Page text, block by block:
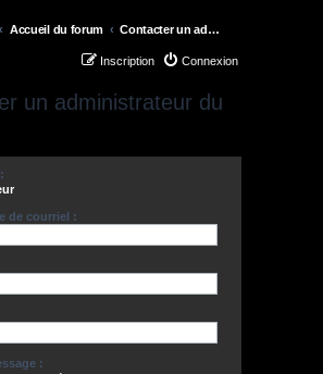
Accueil du forum Contacter un administrateur du forum
Connexion
Inscription
un administrateur du
de courriel :
: